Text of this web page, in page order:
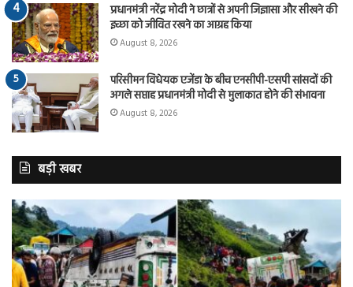
प्रधानमंत्री नरेंद्र मोदी ने छात्रों से अपनी जिज्ञासा और सीखने की
इच्छा को जीवित रखने का आग्रह किया
August 8, 2026
परिसीमन विधेयक एजेंडा के बीच एनसीपी-एसपी सांसदों की
अगले सप्ताह प्रधानमंत्री मोदी से मुलाकात होने की संभावना
August 8, 2026
बड़ी खबर